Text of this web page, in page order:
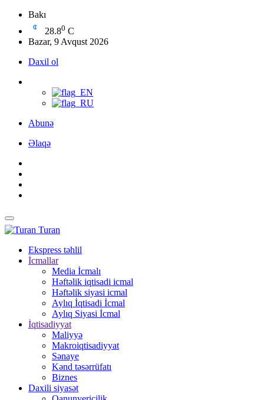
Bakı
28.80 C
Bazar, 9 Avqust 2026
Daxil ol
Abunə
Əlaqə
Turan
Ekspress təhlil
İcmallar
Media İcmalı
Həftəlik iqtisadi icmal
Həftəlik siyasi icmal
Aylıq İqtisadi İcmal
Aylıq Siyasi İcmal
İqtisadiyyat
Maliyyə
Makroiqtisadiyyat
Sənaye
Kənd təsərrüfatı
Biznes
Daxili siyasət